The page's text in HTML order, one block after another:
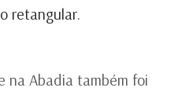
retangular.
na Abadia também foi